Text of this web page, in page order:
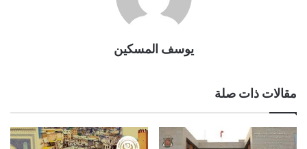
يوسف المسكين
مقالات ذات صلة